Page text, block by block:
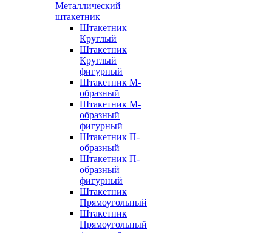
Металлический
штакетник
Штакетник
Круглый
Штакетник
Круглый
фигурный
Штакетник М-
образный
Штакетник М-
образный
фигурный
Штакетник П-
образный
Штакетник П-
образный
фигурный
Штакетник
Прямоугольный
Штакетник
Прямоугольный